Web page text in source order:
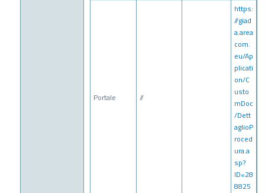
Portale //
https:
//giad
a.area
com.
eu/Ap
plicati
on/C
usto
mDoc
/Dett
aglioP
roced
ura.a
sp?
ID=28
8825